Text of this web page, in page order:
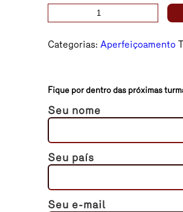
-
Nível
Categorias: Aperfeiçoamento
Fique por dentro das próximas
Seu nome
Seu país
Seu e-mail